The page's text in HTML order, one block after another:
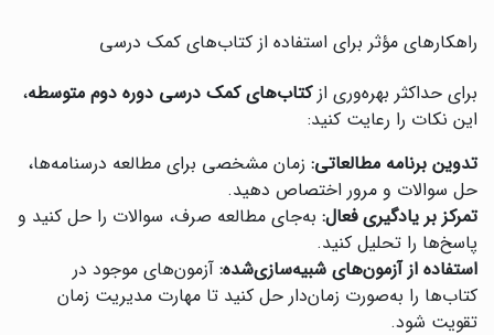
راهکارهای مؤثر برای استفاده از کتاب‌های کمک درسی
برای حداکثر بهره‌وری ازکتاب‌های کمک درسی دوره دوم متوسطه،
این نکات را رعایت کنید:
تدوین برنامه مطالعاتی: زمان مشخصی برای مطالعه درسنامه‌ها،
حل سوالات و مرور اختصاص دهید.
تمرکز بر یادگیری فعال: به‌جای مطالعه صرف، سوالات را حل کنید و
پاسخ‌ها را تحلیل کنید.
استفاده از آزمون‌های شبیه‌سازی‌شده: آزمون‌های موجود در
کتاب‌ها را به‌صورت زمان‌دار حل کنید تا مهارت مدیریت زمان
تقویت شود.